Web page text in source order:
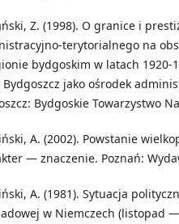
Z. (1998). O granice i
terytorialnego na
bydgoskim w latach 1920-
Bydgoszcz jako ośrodek
Bydgoskie Towarzystwo
A. (2002). Powstanie
— znaczenie. Poznań:
A. (1981). Sytuacja
w Niemczech (listopad